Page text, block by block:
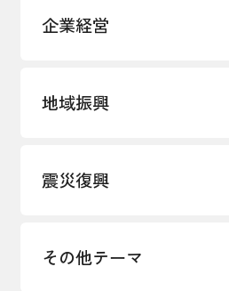
企業経営
創業
事業承継・引継ぎ支援
雇用・労働・人材確保
地域振興
まちづくり
震災復興
令和６年能登半島地震関連
その他テーマ